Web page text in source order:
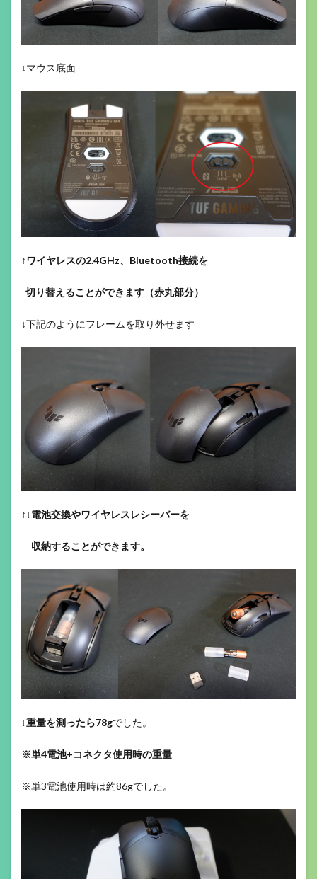
↓マウス底面
↑ワイヤレスの2.4GHz、Bluetooth接続を
切り替えることができます（赤丸部分）
↓下記のようにフレームを取り外せます
↑ ↓電池交換やワイヤレスレシーバーを
収納することができます。
↓重量を測ったら78gでした。
※単4電池+コネクタ使用時の重量
※単3電池使用時は約86gでした。